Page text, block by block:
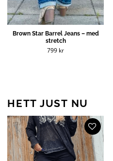
Brown Star Barrel Jeans – med
stretch
799 kr
HETT JUST NU